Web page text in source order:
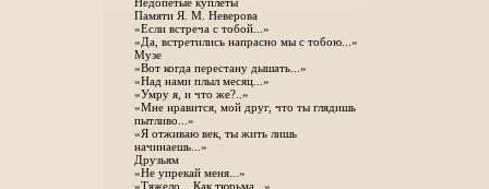
Недопетые куплеты
Памяти Я. М. Неверова
«Если встреча с тобой...»
«Да, встретились напрасно мы с тобою...»
Музе
«Вот когда перестану дышать...»
«Над нами плыл месяц...»
«Умру я, и что же?..»
«Мне нравится, мой друг, что ты глядишь
пытливо...»
«Я отживаю век, ты жить лишь
начинаешь...»
Друзьям
«Не упрекай меня...»
«Тяжело... Как тюрьма...»